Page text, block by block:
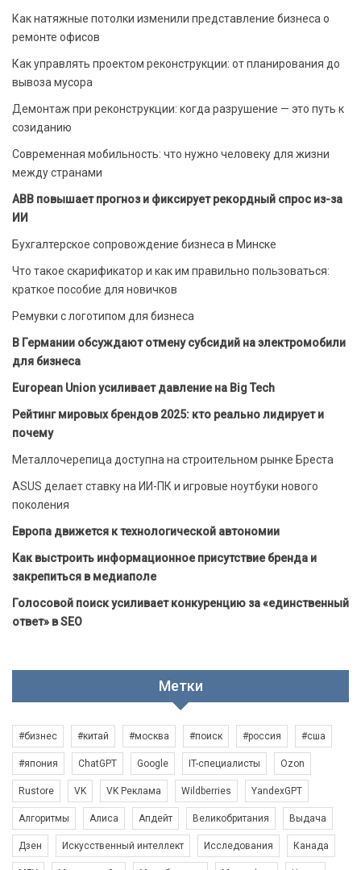
Как натяжные потолки изменили представление бизнеса о
ремонте офисов
Как управлять проектом реконструкции: от планирования до
вывоза мусора
Демонтаж при реконструкции: когда разрушение — это путь к
созиданию
Современная мобильность: что нужно человеку для жизни
между странами
ABB повышает прогноз и фиксирует рекордный спрос из-за
ИИ
Бухгалтерское сопровождение бизнеса в Минске
Что такое скарификатор и как им правильно пользоваться:
краткое пособие для новичков
Ремувки с логотипом для бизнеса
В Германии обсуждают отмену субсидий на электромобили
для бизнеса
European Union усиливает давление на Big Tech
Рейтинг мировых брендов 2025: кто реально лидирует и
почему
Металлочерепица доступна на строительном рынке Бреста
ASUS делает ставку на ИИ-ПК и игровые ноутбуки нового
поколения
Европа движется к технологической автономии
Как выстроить информационное присутствие бренда и
закрепиться в медиаполе
Голосовой поиск усиливает конкуренцию за «единственный
ответ» в SEO
Метки
#бизнес #китай #москва #поиск #россия #сша
#япония ChatGPT Google IT-специалисты Ozon
Rustore VK VK Реклама Wildberries YandexGPT
Алгоритмы Алиса Апдейт Великобритания Выдача
Дзен Искусственный интеллект Исследования Канада